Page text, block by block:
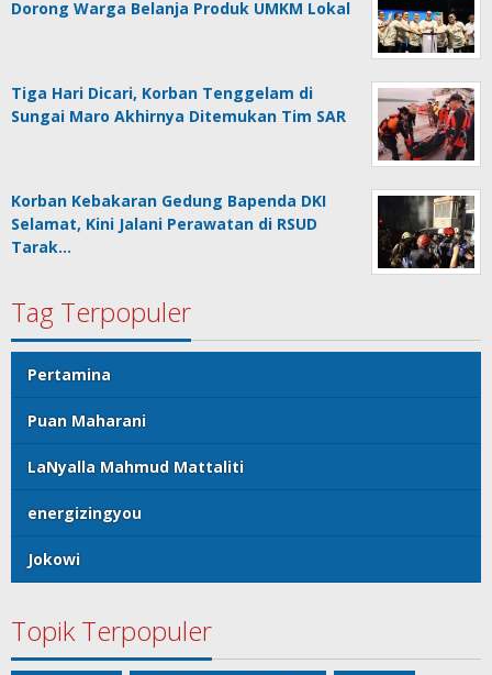
Dorong Warga Belanja Produk UMKM Lokal
Tiga Hari Dicari, Korban Tenggelam di
Sungai Maro Akhirnya Ditemukan Tim SAR
Korban Kebakaran Gedung Bapenda DKI
Selamat, Kini Jalani Perawatan di RSUD
Tarak…
Tag Terpopuler
Pertamina
Puan Maharani
LaNyalla Mahmud Mattaliti
energizingyou
Jokowi
Topik Terpopuler